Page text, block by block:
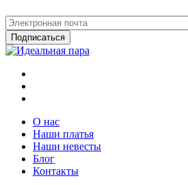
О нас
Наши платья
Наши невесты
Блог
Контакты